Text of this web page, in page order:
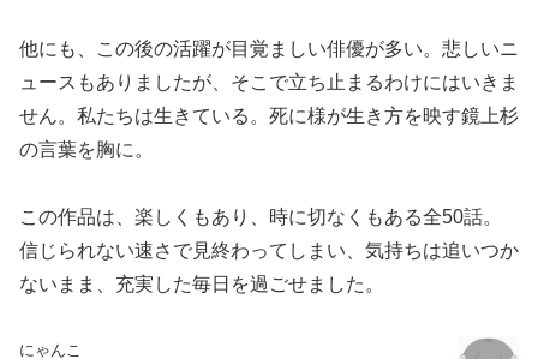
他にも、この後の活躍が目覚ましい俳優が多い。悲しいニ
ュースもありましたが、そこで立ち止まるわけにはいきま
せん。私たちは生きている。死に様が生き方を映す鏡上杉
の言葉を胸に。
この作品は、楽しくもあり、時に切なくもある全50話。
信じられない速さで見終わってしまい、気持ちは追いつか
ないまま、充実した毎日を過ごせました。
にゃんこ